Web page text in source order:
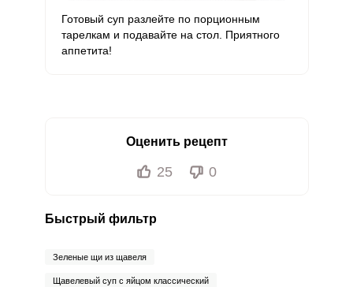
Готовый суп разлейте по порционным
тарелкам и подавайте на стол. Приятного
аппетита!
Оценить рецепт
25 0
Быстрый фильтр
Зеленые щи из щавеля
Щавелевый суп с яйцом классический